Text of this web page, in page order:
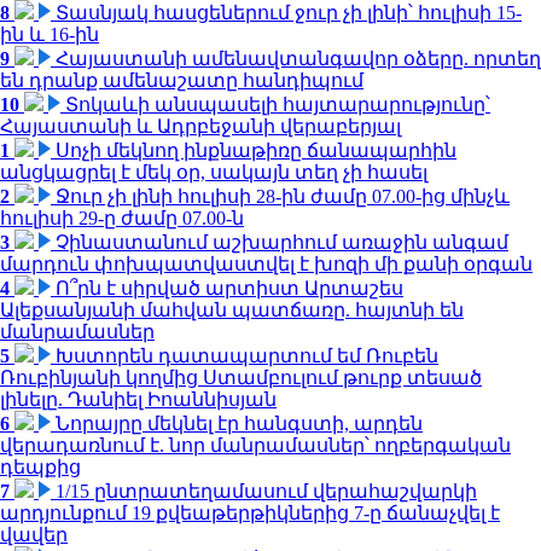
8
Տասնյակ հասցեներում ջուր չի լինի՝ հուլիսի 15-
ին և 16-ին
9
Հայաստանի ամենավտանգավոր օձերը. որտեղ
են դրանք ամենաշատը հանդիպում
10
Տոկաևի անսպասելի հայտարարությունը՝
Հայաստանի և Ադրբեջանի վերաբերյալ
1
Սոչի մեկնող ինքնաթիռը ճանապարհին
անցկացրել է մեկ օր, սակայն տեղ չի հասել
2
Ջուր չի լինի հուլիսի 28-ին ժամը 07.00-ից մինչև
հուլիսի 29-ը ժամը 07.00-ն
3
Չինաստանում աշխարհում առաջին անգամ
մարդուն փոխպատվաստվել է խոզի մի քանի օրգան
4
Ո՞րն է սիրված արտիստ Արտաշես
Ալեքսանյանի մահվան պատճառը. հայտնի են
մանրամասներ
5
Խստորեն դատապարտում եմ Ռուբեն
Ռուբինյանի կողմից Ստամբուլում թուրք տեսած
լինելը. Դանիել Իոաննիսյան
6
Նորայրը մեկնել էր հանգստի, արդեն
վերադառնում է. նոր մանրամասներ՝ ողբերգական
դեպքից
7
1/15 ընտրատեղամասում վերահաշվարկի
արդյունքում 19 քվեաթերթիկներից 7-ը ճանաչվել է
վավեր